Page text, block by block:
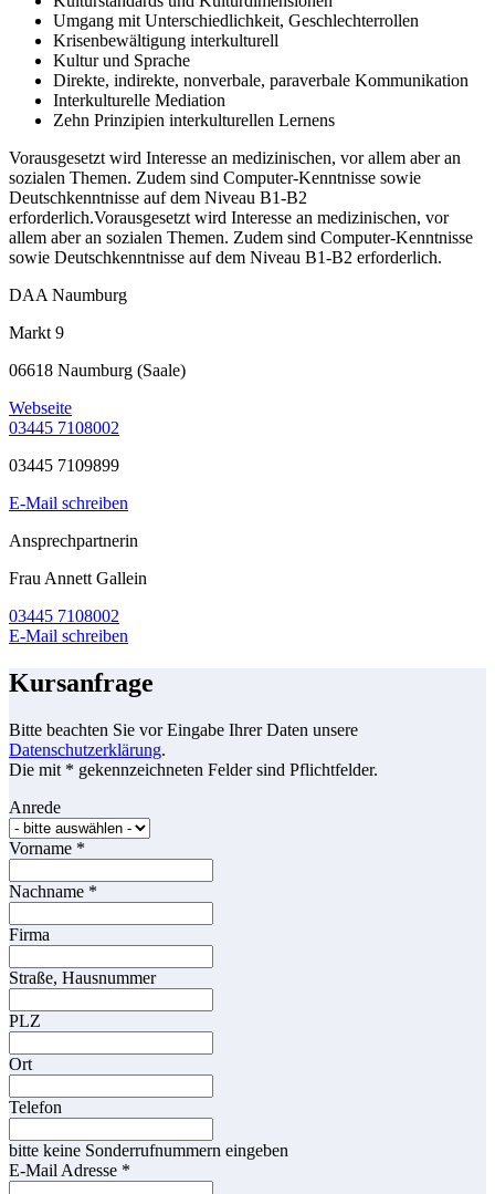
Umgang mit Unterschiedlichkeit, Geschlechterrollen
Krisenbewältigung interkulturell
Kultur und Sprache
Direkte, indirekte, nonverbale, paraverbale Kommunikation
Interkulturelle Mediation
Zehn Prinzipien interkulturellen Lernens
Vorausgesetzt wird Interesse an medizinischen, vor allem aber an
sozialen Themen. Zudem sind Computer-Kenntnisse sowie
Deutschkenntnisse auf dem Niveau B1-B2
erforderlich.Vorausgesetzt wird Interesse an medizinischen, vor
allem aber an sozialen Themen. Zudem sind Computer-Kenntnisse
sowie Deutschkenntnisse auf dem Niveau B1-B2 erforderlich.
DAA Naumburg
Markt 9
06618 Naumburg (Saale)
Webseite
03445 7108002
03445 7109899
E-Mail schreiben
Ansprechpartnerin
Frau Annett Gallein
03445 7108002
E-Mail schreiben
Kursanfrage
Bitte beachten Sie vor Eingabe Ihrer Daten unsere
Datenschutzerklärung.
Die mit * gekennzeichneten Felder sind Pflichtfelder.
Anrede
Vorname *
Nachname *
Firma
Straße, Hausnummer
PLZ
Ort
Telefon
bitte keine Sonderrufnummern eingeben
E-Mail Adresse *